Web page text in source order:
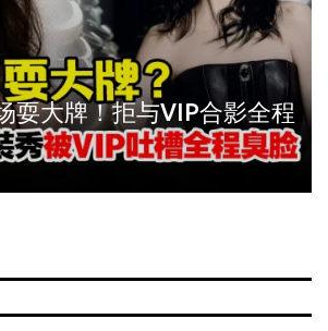
耍大牌！拒与VIP合影全程